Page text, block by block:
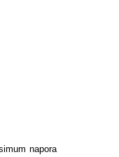
napora